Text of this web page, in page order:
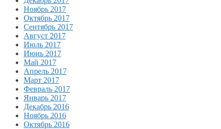
Ноябрь 2017
Октябрь 2017
Сентябрь 2017
Август 2017
Июль 2017
Июнь 2017
Май 2017
Апрель 2017
Март 2017
Февраль 2017
Январь 2017
Декабрь 2016
Ноябрь 2016
Октябрь 2016